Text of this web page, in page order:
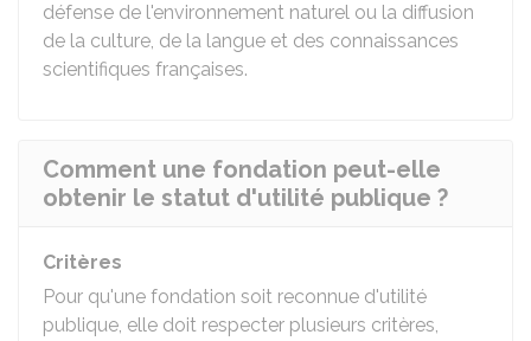
défense de l'environnement naturel ou la diffusion
de la culture, de la langue et des connaissances
scientifiques françaises.
Comment une fondation peut-elle
obtenir le statut d'utilité publique ?
Critères
Pour qu'une fondation soit reconnue d'utilité
publique, elle doit respecter plusieurs critères,